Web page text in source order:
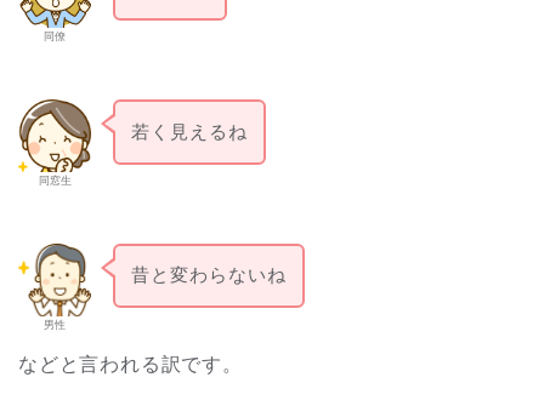
同僚
同窓生
若く見えるね
男性
昔と変わらないね
などと言われる訳です。